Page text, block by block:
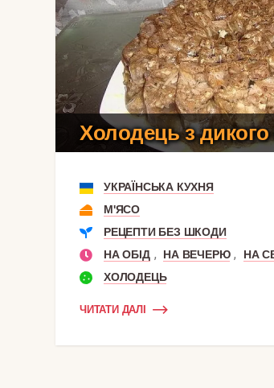
Холодець з дикого
УКРАЇНСЬКА КУХНЯ
М'ЯСО
РЕЦЕПТИ БЕЗ ШКОДИ
НА ОБІД , НА ВЕЧЕРЮ ,
НА
ХОЛОДЕЦЬ
ЧИТАТИ ДАЛІ